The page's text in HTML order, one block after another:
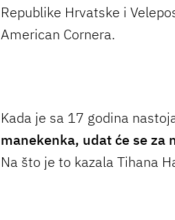
Republike Hrvatske i
American Cornera.
Kada je sa 17 godina
manekenka, udat će se za
Na što je to kazala Tihana